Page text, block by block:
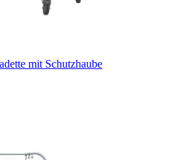
mit Schutzhaube